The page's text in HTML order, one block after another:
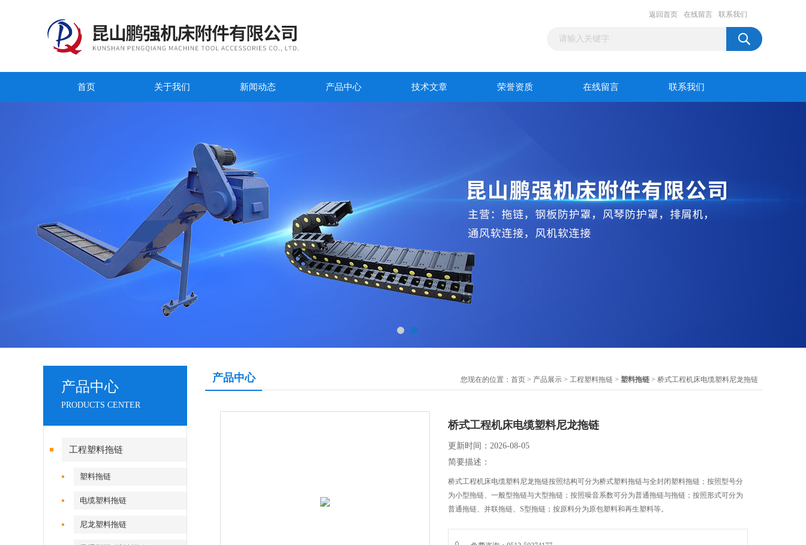
返回首页 在线留言 联系我们
首页 关于我们 新闻动态 产品中心 技术文章 荣誉资质 在线留言 联系我们
产品中心
PRODUCTS CENTER
工程塑料拖链
塑料拖链
电缆塑料拖链
尼龙塑料拖链
产品中心 您现在的位置： 首页 > 产品展示 > 工程塑料拖链 > 塑料拖链 > 桥式工程机床电缆塑料尼龙拖链
桥式工程机床电缆塑料尼龙拖链
更新时间：2026-08-05
简要描述：
桥式工程机床电缆塑料尼龙拖链按照结构可分为桥式塑料拖链与全封闭塑料拖链；按照型号分
为小型拖链、一般型拖链与大型拖链；按照噪音系数可分为普通拖链与拖链；按照形式可分为
普通拖链、并联拖链、S型拖链；按原料分为原包塑料和再生塑料等。